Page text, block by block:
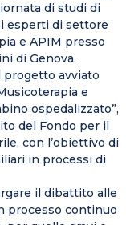
di studi di
esperti di settore
e APIM presso
di Genova.
progetto avviato
e
ospedalizzato”,
del Fondo per il
con l’obiettivo di
in processi di
il dibattito alle
processo continuo